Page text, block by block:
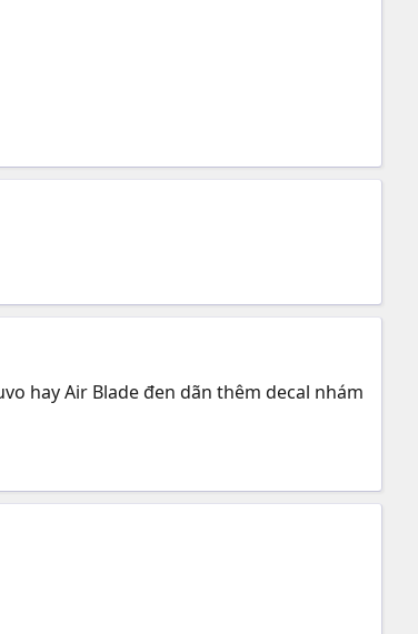
hay Air Blade đen dãn thêm decal nhám